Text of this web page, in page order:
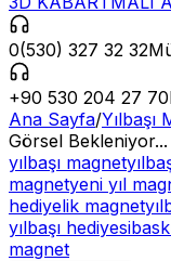
0(530) 327 32 32
+90 530 204 27 70
Ana Sayfa/Yılbaşı
Görsel Bekleniyor...
yılbaşı magnet
magnetyeni yıl
hediyelik magnet
yılbaşı hediyesi
magnet